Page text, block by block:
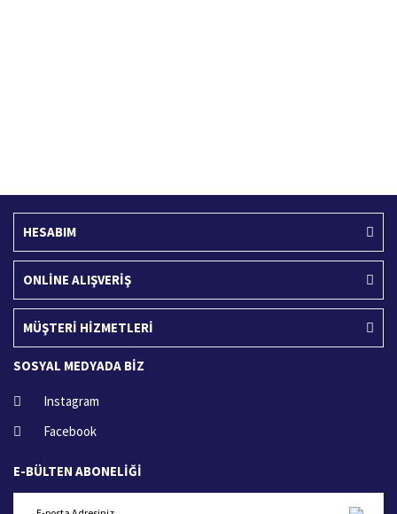
HESABIM
ONLİNE ALIŞVERİŞ
MÜŞTERİ HİZMETLERİ
SOSYAL MEDYADA BİZ
Instagram
Facebook
E-BÜLTEN ABONELİĞİ